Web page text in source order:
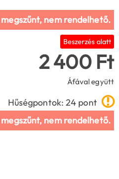
nem rendelhető.
Beszerzés alatt
2 400 Ft
Áfával együtt
Hűségpontok: 24 pont
nem rendelhető.